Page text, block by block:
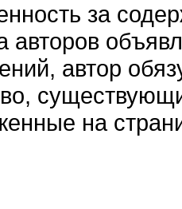
за
авторов
автор
на